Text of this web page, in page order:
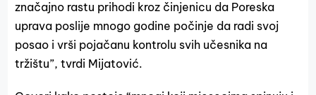
značajno rastu prihodi kroz činjenicu da Poreska
uprava poslije mnogo godine počinje da radi svoj
posao i vrši pojačanu kontrolu svih učesnika na
tržištu”, tvrdi Mijatović.